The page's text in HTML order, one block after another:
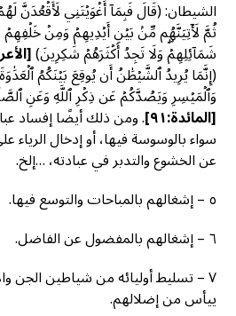
ثُمَّ لَأٓتِيَنَّهُم مِّنۢ بَيۡنِ أَيۡدِيهِمۡ وَمِنۡ
شَمَآئِلِهِمۡۖ وَلَا تَجِدُ أَكۡثَرَهُمۡ شَٰكِرِينَ)
(إِنَّمَا يُرِيدُ ٱلشَّيۡطَٰنُ أَن يُوقِعَ بَيۡنَكُمُ
وَٱلۡمَيۡسِرِ وَيَصُدَّكُمۡ عَن ذِكۡرِ ٱللَّهِ وَعَنِ
[المائدة:٩١] . ومن ذلك أيضًا إفساد
سواء بالوسوسة فيها، أو إدخال الرياء
عن الخشوع والتدبر في عبادته، …إلخ.
٥ – إشغالهم بالمباحات والتوسع فيها.
٦ – إشغالهم بالمفضول عن الفاضل.
٧ – تسليط أوليائه من شياطين الجن
ييأس من إضلالهم.